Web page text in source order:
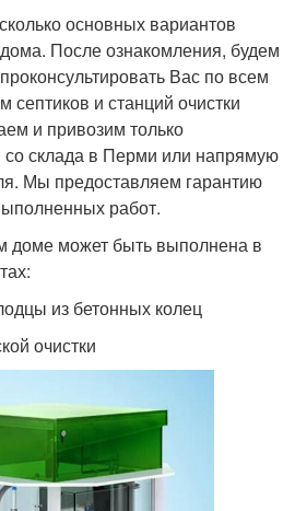
основных вариантов
После ознакомления, будем
Вас по всем
и станций очистки
и привозим только
со склада в Перми или напрямую
Мы предоставляем гарантию
работ.
доме может быть выполнена в
из бетонных колец
очистки